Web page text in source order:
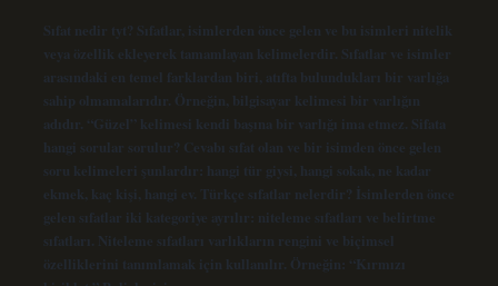
Sıfat nedir tyt? Sıfatlar, isimlerden önce gelen ve bu isimleri nitelik
veya özellik ekleyerek tamamlayan kelimelerdir. Sıfatlar ve isimler
arasındaki en temel farklardan biri, atıfta bulundukları bir varlığa
sahip olmamalarıdır. Örneğin, bilgisayar kelimesi bir varlığın
adıdır. “Güzel” kelimesi kendi başına bir varlığı ima etmez. Sifata
hangi sorular sorulur? Cevabı sıfat olan ve bir isimden önce gelen
soru kelimeleri şunlardır: hangi tür giysi, hangi sokak, ne kadar
ekmek, kaç kişi, hangi ev. Türkçe sıfatlar nelerdir? İsimlerden önce
gelen sıfatlar iki kategoriye ayrılır: niteleme sıfatları ve belirtme
sıfatları. Niteleme sıfatları varlıkların rengini ve biçimsel
özelliklerini tanımlamak için kullanılır. Örneğin: “Kırmızı